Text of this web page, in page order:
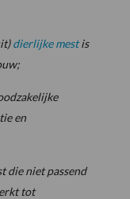
dierlijke mestis
en
die niet passend
tot